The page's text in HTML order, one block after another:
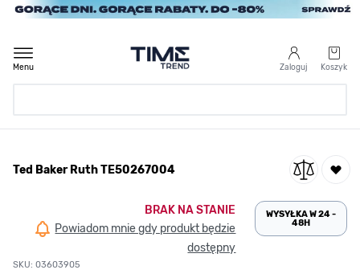
Przejdź do treści
Zaloguj Koszyk
Menu
/ Ted Baker Ruth TE50267004
Ted Baker Ruth TE50267004
BRAK NA STANIE
Powiadom mnie gdy produkt będzie
dostępny
SKU: 03603905
WYSYŁKA W 24 -
48H